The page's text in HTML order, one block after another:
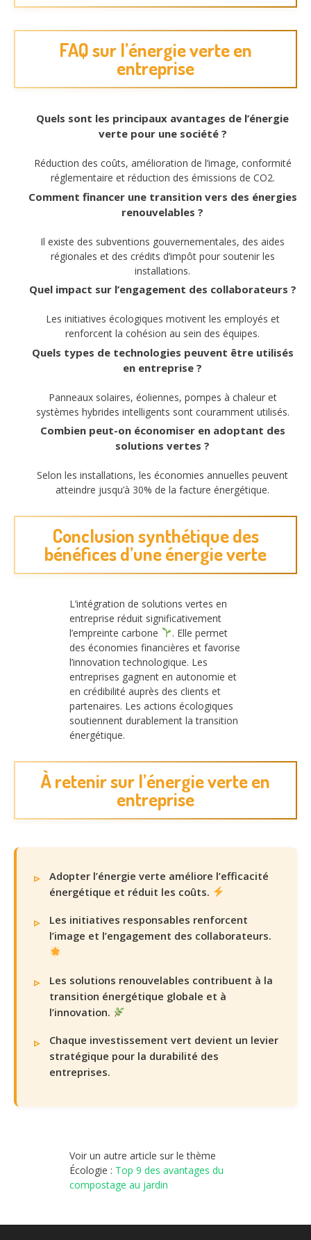
FAQ sur l’énergie verte en
entreprise
Quels sont les principaux avantages de l’énergie
verte pour une société ?
Réduction des coûts, amélioration de l’image, conformité
réglementaire et réduction des émissions de CO2.
Comment financer une transition vers des énergies
renouvelables ?
Il existe des subventions gouvernementales, des aides
régionales et des crédits d’impôt pour soutenir les
installations.
Quel impact sur l’engagement des collaborateurs ?
Les initiatives écologiques motivent les employés et
renforcent la cohésion au sein des équipes.
Quels types de technologies peuvent être utilisés
en entreprise ?
Panneaux solaires, éoliennes, pompes à chaleur et
systèmes hybrides intelligents sont couramment utilisés.
Combien peut-on économiser en adoptant des
solutions vertes ?
Selon les installations, les économies annuelles peuvent
atteindre jusqu’à 30% de la facture énergétique.
Conclusion synthétique des
bénéfices d’une énergie verte
L’intégration de solutions vertes en
entreprise réduit significativement
l’empreinte carbone
. Elle permet
des économies financières et favorise
l’innovation technologique. Les
entreprises gagnent en autonomie et
en crédibilité auprès des clients et
partenaires. Les actions écologiques
soutiennent durablement la transition
énergétique.
À retenir sur l’énergie verte en
entreprise
Adopter l’énergie verte améliore l’efficacité
énergétique et réduit les coûts.
Les initiatives responsables renforcent
l’image et l’engagement des collaborateurs.
Les solutions renouvelables contribuent à la
transition énergétique globale et à
l’innovation.
Chaque investissement vert devient un levier
stratégique pour la durabilité des
entreprises.
Voir un autre article sur le thème
Écologie : Top 9 des avantages du
compostage au jardin